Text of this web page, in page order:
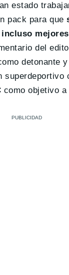
estado
pack para que
mejores
del
detonante
superdeportivo
como objetivo a